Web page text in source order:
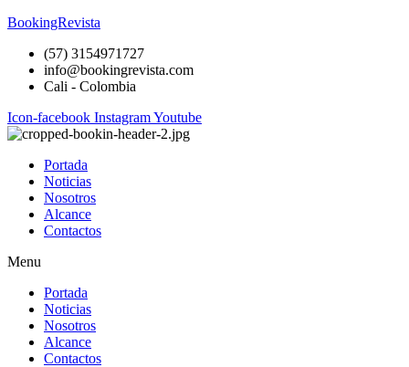
BookingRevista
(57) 3154971727
info@bookingrevista.com
Cali - Colombia
Icon-facebook InstagramYoutube
Portada
Noticias
Nosotros
Alcance
Contactos
Menu
Portada
Noticias
Nosotros
Alcance
Contactos